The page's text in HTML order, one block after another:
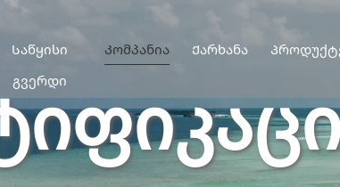
Საწყისი
გვერდი
Კომპანია Ქარხანა